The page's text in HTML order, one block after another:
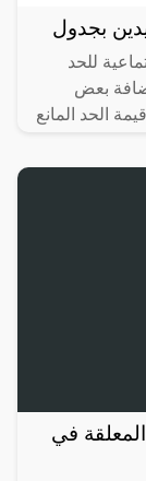
بجدول
للحد
بعض
الحد المانع
في